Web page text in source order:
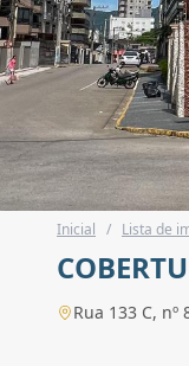
Inicial / Lista de
Rua 133 C,